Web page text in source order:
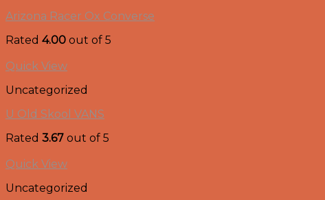
Arizona Racer Ox Converse
Rated 4.00 out of 5
Quick View
Uncategorized
U Old Skool VANS
Rated 3.67 out of 5
Quick View
Uncategorized